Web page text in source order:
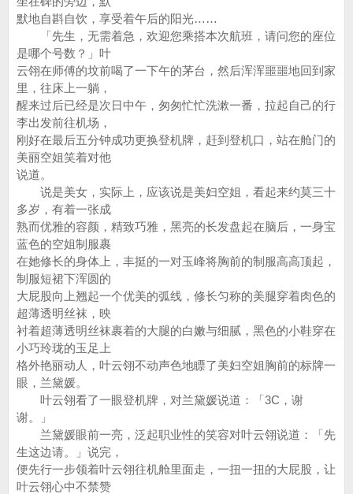
默地自斟自饮，享受着午后的阳光……
「先生，无需着急，欢迎您乘搭本次航班，请问您的座位
是哪个号数？」叶
云翎在师傅的坟前喝了一下午的茅台，然后浑浑噩噩地回到家
里，往床上一躺，
醒来过后已经是次日中午，匆匆忙忙洗漱一番，拉起自己的行
李出发前往机场，
刚好在最后五分钟成功更换登机牌，赶到登机口，站在舱门的
美丽空姐笑着对他
说道。
说是美女，实际上，应该说是美妇空姐，看起来约莫三十
多岁，有着一张成
熟而优雅的容颜，精致巧雅，黑亮的长发盘起在脑后，一身宝
蓝色的空姐制服裹
在她修长的身体上，丰挺的一对玉峰将胸前的制服高高顶起，
制服短裙下浑圆的
大屁股向上翘起一个优美的弧线，修长匀称的美腿穿着肉色的
超薄透明丝袜，映
衬着超薄透明丝袜裹着的大腿的白嫩与细腻，黑色的小鞋穿在
小巧玲珑的玉足上
格外艳丽动人，叶云翎不动声色地瞟了美妇空姐胸前的标牌一
眼，兰黛媛。
叶云翎看了一眼登机牌，对兰黛媛说道：「3C，谢
谢。」
兰黛媛眼前一亮，泛起职业性的笑容对叶云翎说道：「先
生这边请。」说完，
便先行一步领着叶云翎往机舱里面走，一扭一扭的大屁股，让
叶云翎心中不禁赞